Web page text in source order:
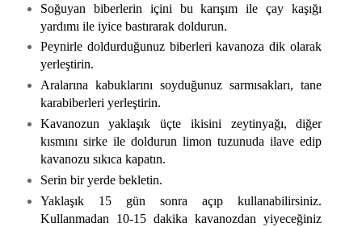
Soğuyan biberlerin içini bu karışım ile çay kaşığı
yardımı ile iyice bastırarak doldurun.
Peynirle doldurduğunuz biberleri kavanoza dik olarak
yerleştirin.
Aralarına kabuklarını soyduğunuz sarmısakları, tane
karabiberleri yerleştirin.
Kavanozun yaklaşık üçte ikisini zeytinyağı, diğer
kısmını sirke ile doldurun limon tuzunuda ilave edip
kavanozu sıkıca kapatın.
Serin bir yerde bekletin.
Yaklaşık 15 gün sonra açıp kullanabilirsiniz.
Kullanmadan 10-15 dakika kavanozdan yiyeceğiniz